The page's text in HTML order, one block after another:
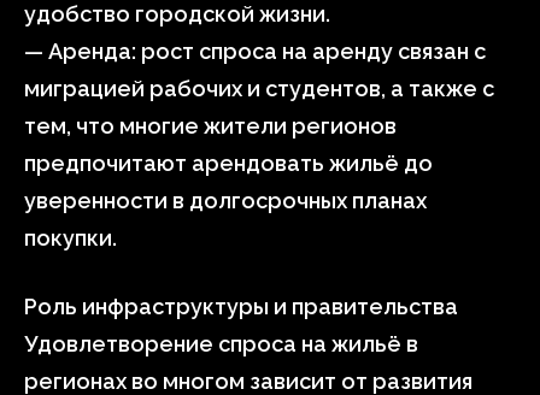
удобство городской жизни.
— Аренда: рост спроса на аренду связан с
миграцией рабочих и студентов, а также с
тем, что многие жители регионов
предпочитают арендовать жильё до
уверенности в долгосрочных планах
покупки.
Роль инфраструктуры и правительства
Удовлетворение спроса на жильё в
регионах во многом зависит от развития